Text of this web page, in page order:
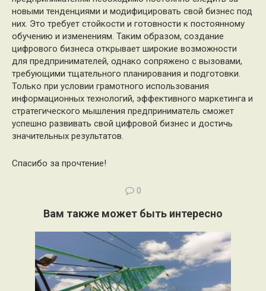
новыми тенденциями и модифицировать свой бизнес под
них. Это требует стойкости и готовности к постоянному
обучению и изменениям. Таким образом, создание
цифрового бизнеса открывает широкие возможности
для предпринимателей, однако сопряжено с вызовами,
требующими тщательного планирования и подготовки.
Только при условии грамотного использования
информационных технологий, эффективного маркетинга и
стратегического мышления предприниматель сможет
успешно развивать свой цифровой бизнес и достичь
значительных результатов.
Спасибо за прочтение!
0
Вам также может быть интересно